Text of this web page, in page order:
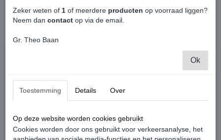
Ook interessant
Zeker weten of 1 of meerdere producten op voorraad liggen?
Neem dan contact op via de email.
Gr. Theo Baan
Ok
Toestemming Details Over
Op deze website worden cookies gebruikt
Cookies worden door ons gebruikt voor verkeersanalyse, het